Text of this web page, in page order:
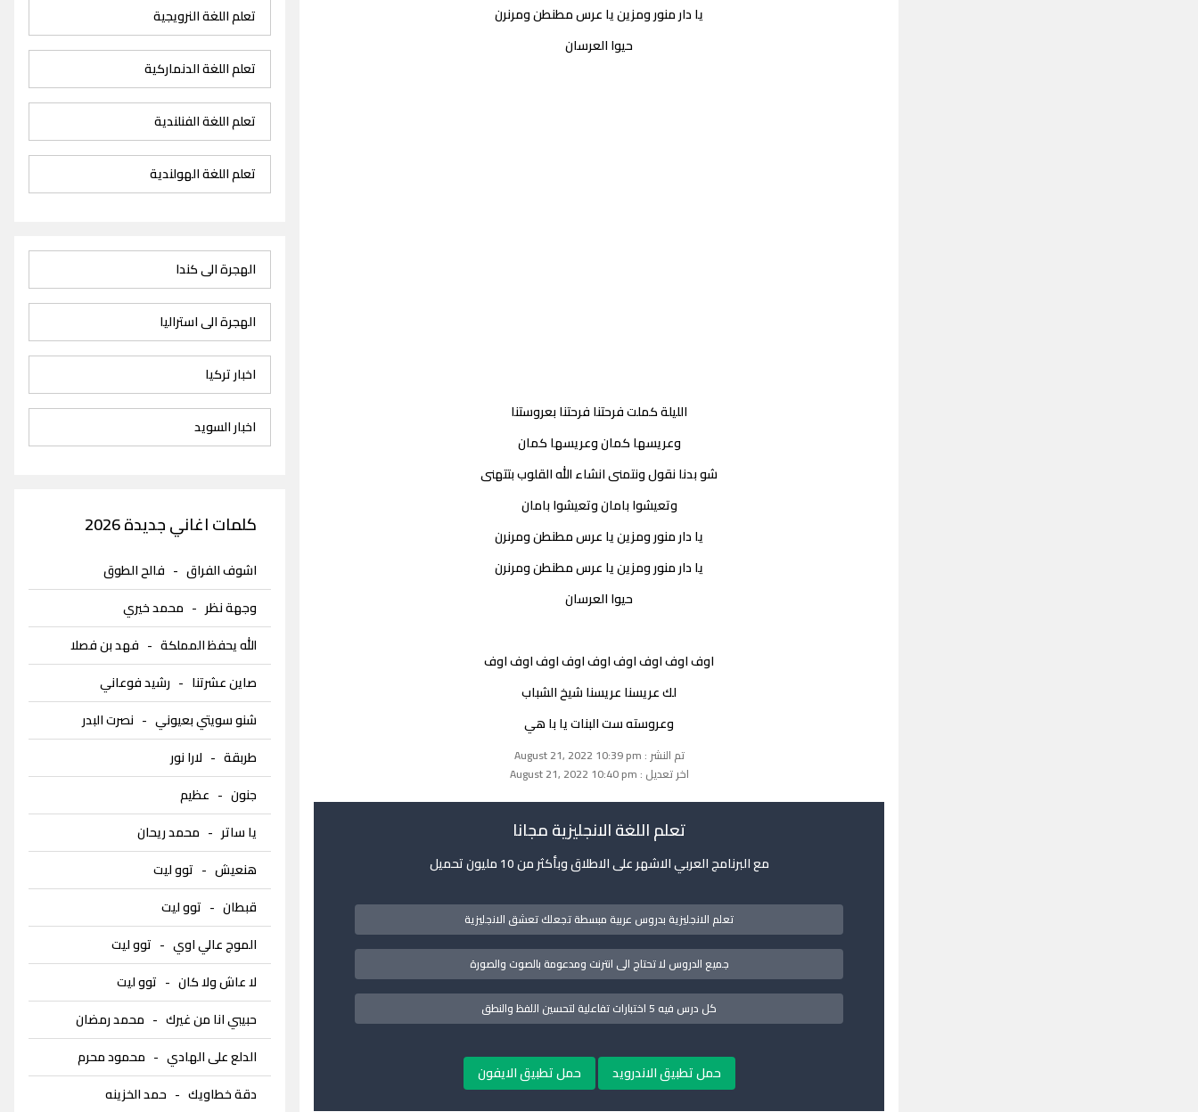
يا دار منور ومزين يا عرس مطنطن ومرنرن
حيوا العرسان
الليلة كملت فرحتنا فرحتنا بعروستنا
وعريسها كمان وعريسها كمان
شو بدنا نقول ونتمنى انشاء الله القلوب بتتهنى
وتعيشوا بامان وتعيشوا بامان
يا دار منور ومزين يا عرس مطنطن ومرنرن
يا دار منور ومزين يا عرس مطنطن ومرنرن
حيوا العرسان
اوف اوف اوف اوف اوف اوف اوف اوف اوف
لك عريسنا عريسنا شيخ الشباب
وعروسته ست البنات يا با هي
تم النشر : August 21, 2022 10:39 pm
اخر تعديل : August 21, 2022 10:40 pm
تعلم اللغة الانجليزية مجانا
مع البرنامج العربي الاشهر على الاطلاق وبأكثر من 10 مليون تحميل
تعلم الانجليزية بدروس عربية مبسطة تجعلك تعشق الانجليزية
جميع الدروس لا تحتاج الى انترنت ومدعومة بالصوت والصورة
كل درس فيه 5 اختبارات تفاعلية لتحسين اللفظ والنطق
حمل تطبيق الاندرويد حمل تطبيق الايفون
تعلم اللغة النرويجية
تعلم اللغة الدنماركية
تعلم اللغة الفنلندية
تعلم اللغة الهولندية
الهجرة الى كندا
الهجرة الى استراليا
اخبار تركيا
اخبار السويد
كلمات اغاني جديدة 2026
اشوف الفراق- فالح الطوق
وجهة نظر - محمد خيري
الله يحفظ المملكة- فهد بن فصلا
صاين عشرتنا - رشيد فوعاني
شنو سويتي بعيوني- نصرت البدر
طربقة- لارا نور
جنون- عظيم
يا ساتر - محمد ريحان
هنعيش- توو ليت
قبطان- توو ليت
الموج عالي اوي- توو ليت
لا عاش ولا كان- توو ليت
حبيبي انا من غيرك- محمد رمضان
الدلع على الهادي- محمود محرم
دقة خطاويك- حمد الخزينه